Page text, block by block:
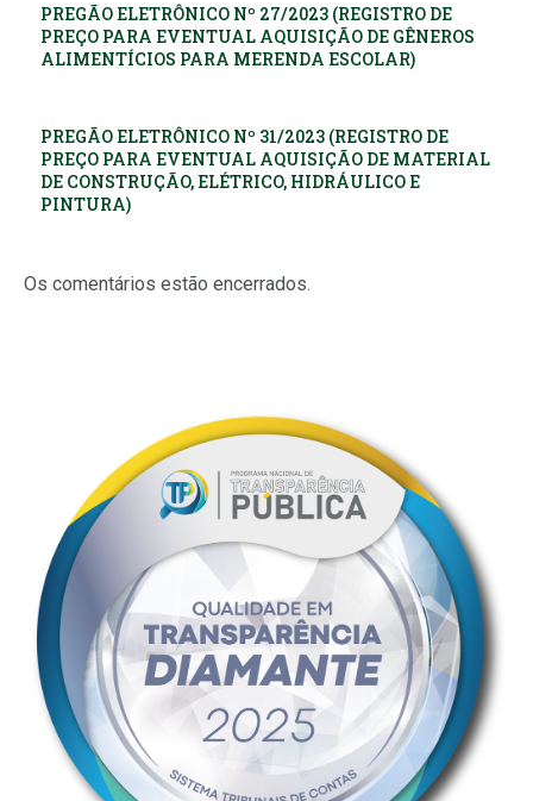
PREGÃO ELETRÔNICO Nº 27/2023 (REGISTRO DE
PREÇO PARA EVENTUAL AQUISIÇÃO DE GÊNEROS
ALIMENTÍCIOS PARA MERENDA ESCOLAR)
PREGÃO ELETRÔNICO Nº 31/2023 (REGISTRO DE
PREÇO PARA EVENTUAL AQUISIÇÃO DE MATERIAL
DE CONSTRUÇÃO, ELÉTRICO, HIDRÁULICO E
PINTURA)
Os comentários estão encerrados.